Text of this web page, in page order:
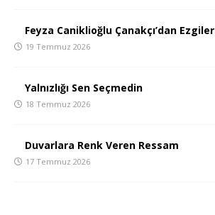
Feyza Caniklioğlu Çanakçı’dan Ezgiler
19 Temmuz 2026
Yalnızlığı Sen Seçmedin
18 Temmuz 2026
Duvarlara Renk Veren Ressam
17 Temmuz 2026